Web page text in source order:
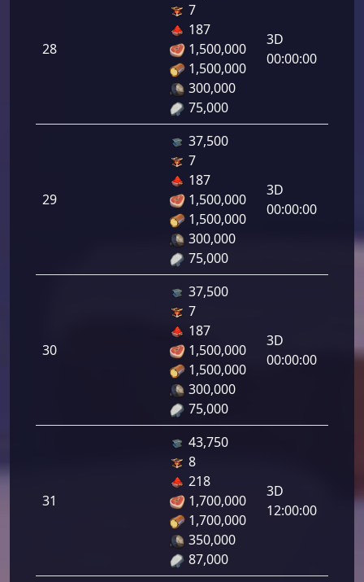
28
7
187
1,500,000
1,500,000
300,000
75,000
3D
00:00:00
29
37,500
7
187
1,500,000
1,500,000
300,000
75,000
3D
00:00:00
30
37,500
7
187
1,500,000
1,500,000
300,000
75,000
3D
00:00:00
31
43,750
8
218
1,700,000
1,700,000
350,000
87,000
3D
12:00:00